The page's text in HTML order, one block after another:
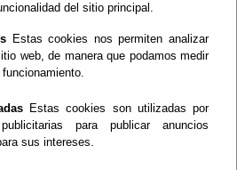
del sitio principal.
Estas cookies nos permiten analizar
web, de manera que podamos medir
Estas cookies son utilizadas por
para publicar anuncios
sus intereses.
Abla
Albanchez